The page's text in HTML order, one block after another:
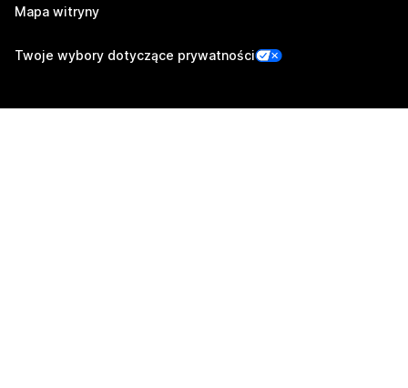
Mapa witryny
Twoje wybory dotyczące prywatności